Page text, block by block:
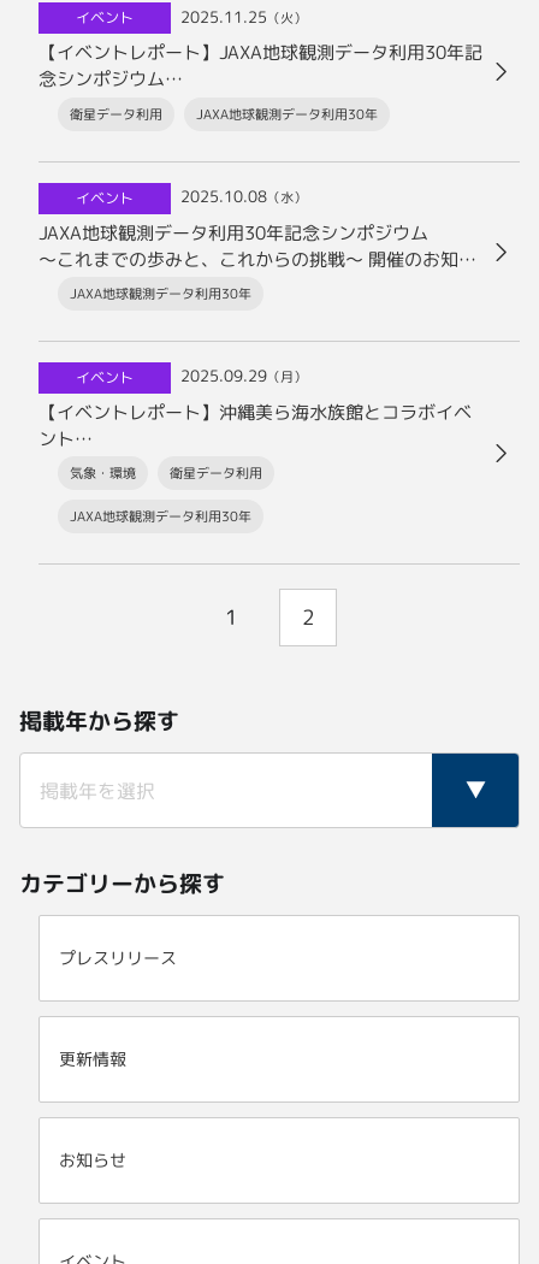
イベント 2025.11.25 （火）
【イベントレポート】JAXA地球観測データ利用30年記
念シンポジウム
〜これまでの歩みと、これからの挑戦〜
衛星データ利用 JAXA地球観測データ利用30年
イベント 2025.10.08 （水）
JAXA地球観測データ利用30年記念シンポジウム
〜これまでの歩みと、これからの挑戦〜 開催のお知ら
JAXA地球観測データ利用30年
イベント 2025.09.29 （月）
【イベントレポート】沖縄美ら海水族館とコラボイベ
ント
「深海と宇宙－2つのフロンティアー」
気象・環境 衛星データ利用
JAXA地球観測データ利用30年
1 2
掲載年から探す
カテゴリーから探す
プレスリリース
更新情報
お知らせ